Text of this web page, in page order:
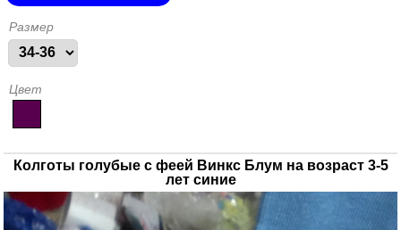
Размер
Цвет
Колготы голубые с феей Винкс Блум на возраст 3-5
лет синие